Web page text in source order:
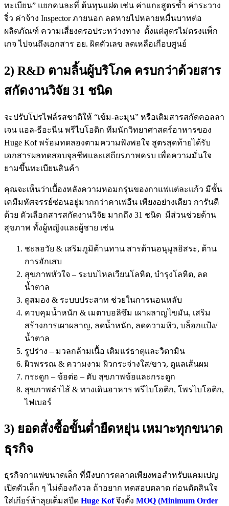
ทะเบียน” แยกคนละที่ ต้นทุนแฝด เช่น ค่าแกะสูตรซ้ำ ค่าระวาง
จิ๋ว ค่าจ้าง Inspector ภายนอก ลดหายไปหลายหมื่นบาทต่อ
ผลิตภัณฑ์ ความเสี่ยงดรอประหว่างทาง ตั้งแต่สูตรไม่ตรงแพ็ก
เกจ ไปจนถึงเอกสาร อย. ผิดตัวเลข ลดเหลือเกือบศูนย์
2) R&D ตามลิ้นผู้บริโภค ครบกว่าด้วยสาร
สกัดงานวิจัย 31 ชนิด
จะปรับโปรไฟล์รสชาติให้ “เข้ม-ละมุน” หรือเติมสารสกัดคอลลา
เจน แอล-ธีอะนีน พรีไบโอติก ทีมนักวิทยาศาสตร์อาหารของ
Huge Kof พร้อมทดลองตามความพึงพอใจ สูตรสุดท้ายได้รับ
เอกสารผลทดสอบจุลชีพและเสถียรภาพครบ เพื่อความมั่นใจ
ยามขึ้นทะเบียนสินค้า
คุณจะเห็นว่าเบื้องหลังความหอมกรุ่นของกาแฟแต่ละแก้ว มีชั้น
เคมีมหัศจรรย์ซ่อนอยู่มากกว่าคาเฟอีน เพียงอย่างเดียว การันตี
ด้วย ตัวเลือกสารสกัดงานวิจัย มากถึง 31 ชนิด มีส่วนช่วยด้าน
สุขภาพ ทั้งผู้หญิงและผู้ชาย เช่น
ชะลอวัย & เสริมภูมิต้านทาน สารต้านอนุมูลอิสระ, ต้าน
การอักเสบ
สุขภาพหัวใจ – ระบบไหลเวียนโลหิต, บำรุงโลหิต, ลด
น้ำตาล
ดูสมอง & ระบบประสาท ช่วยในการนอนหลับ
ควบคุมน้ำหนัก & เมตาบอลิซึม เผาผลาญไขมัน, เสริม
สร้างการเผาผลาญ, ลดน้ำหนัก, ลดความหิว, บล็อกแป้ง/
น้ำตาล
รูปร่าง – มวลกล้ามเนื้อ เติมแร่ธาตุและวิตามิน
ผิวพรรณ & ความงาม ผิวกระจ่างใส/ขาว, ดูแลเส้นผม
กระดูก – ข้อต่อ – ตับ สุขภาพข้อและกระดูก
สุขภาพลำไส้ & ทางเดินอาหาร พรีไบโอติก, โพรไบโอติก,
ไฟเบอร์
3) ยอดสั่งซื้อขั้นต่ำยืดหยุ่น เหมาะทุกขนาด
ธุรกิจ
ธุรกิจกาแฟขนาดเล็ก ที่มีงบการตลาดเพียงพอสำหรับแคมเปญ
เปิดตัวเล็ก ๆ ไม่ต้องกังวล ถ้าอยาก ทดสอบตลาด ก่อนตัดสินใจ
ใส่เกียร์ห้าลุยเต็มสปีด Huge Kofจึงตั้ง MOQ (Minimum Order